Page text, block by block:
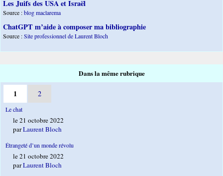
Les Juifs des USA et Israël
Source :blog maclarema
ChatGPT m’aide à composer ma bibliographie
Source :Site professionnel de Laurent Bloch
Dans la même rubrique
1 2
Le chat
le 21 octobre 2022
parLaurent Bloch
Étrangeté d’un monde révolu
le 21 octobre 2022
parLaurent Bloch